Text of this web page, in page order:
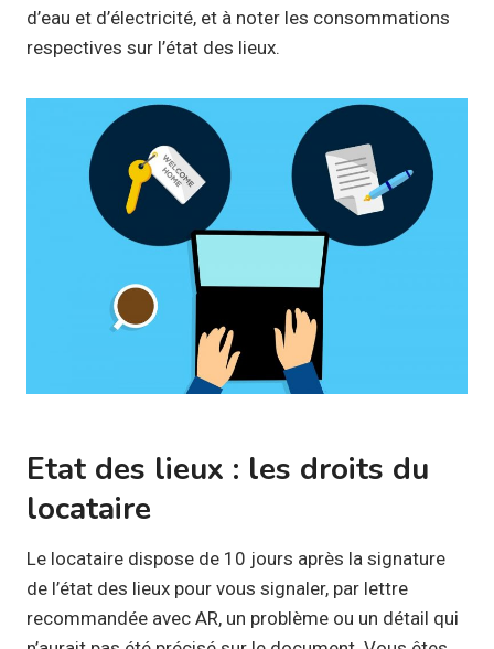
d’eau et d’électricité, et à noter les consommations
respectives sur l’état des lieux.
Etat des lieux : les droits du
locataire
Le locataire dispose de 10 jours après la signature
de l’état des lieux pour vous signaler, par lettre
recommandée avec AR, un problème ou un détail qui